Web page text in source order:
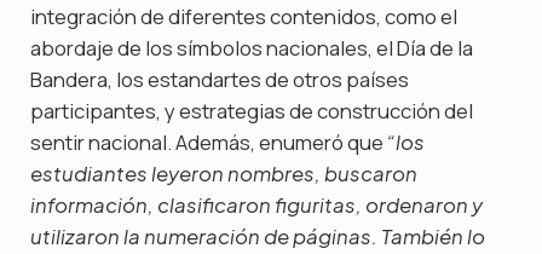
integración de diferentes contenidos, como el
abordaje de los símbolos nacionales, el Día de la
Bandera, los estandartes de otros países
participantes, y estrategias de construcción del
sentir nacional. Además, enumeró que “los
estudiantes leyeron nombres, buscaron
información, clasificaron figuritas, ordenaron y
utilizaron la numeración de páginas. También lo